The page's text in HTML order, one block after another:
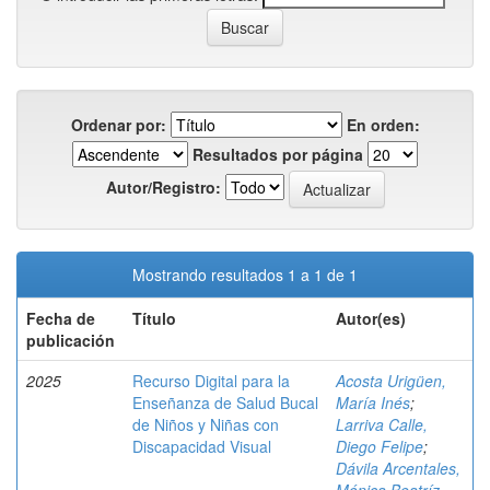
Ordenar por:
En orden:
Resultados por página
Autor/Registro:
Mostrando resultados 1 a 1 de 1
Fecha de
publicación
Título Autor(es)
2025
Recurso Digital para la
Enseñanza de Salud Bucal
de Niños y Niñas con
Discapacidad Visual
Acosta Urigüen,
María Inés;
Larriva Calle,
Diego Felipe;
Dávila Arcentales,